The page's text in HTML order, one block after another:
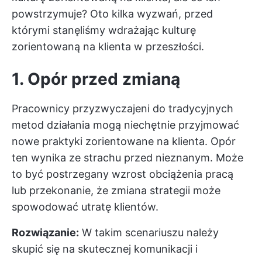
powstrzymuje? Oto kilka wyzwań, przed
którymi stanęliśmy wdrażając kulturę
zorientowaną na klienta w przeszłości.
1. Opór przed zmianą
Pracownicy przyzwyczajeni do tradycyjnych
metod działania mogą niechętnie przyjmować
nowe praktyki zorientowane na klienta. Opór
ten wynika ze strachu przed nieznanym. Może
to być postrzegany wzrost obciążenia pracą
lub przekonanie, że zmiana strategii może
spowodować utratę klientów.
Rozwiązanie: W takim scenariuszu należy
skupić się na skutecznej komunikacji i